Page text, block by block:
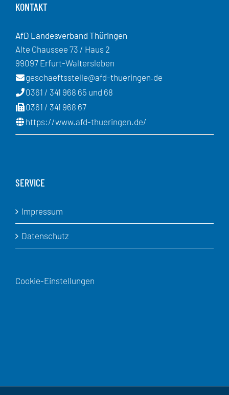
KONTAKT
AfD Landesverband Thüringen
Alte Chaussee 73 / Haus 2
99097 Erfurt-Waltersleben
geschaeftsstelle@afd-thueringen.de
0361 / 341 968 65 und 68
0361 / 341 968 67
https://www.afd-thueringen.de/
SERVICE
Impressum
Datenschutz
Cookie-Einstellungen